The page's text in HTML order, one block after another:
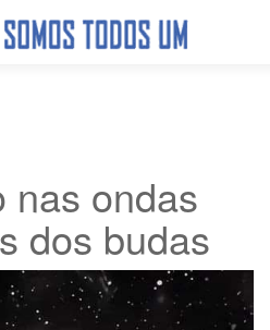
nas ondas
dos budas